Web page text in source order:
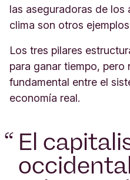
las aseguradoras de los
clima son otros
Los tres pilares
para ganar tiempo, pero
fundamental entre el
economía real.
“ El